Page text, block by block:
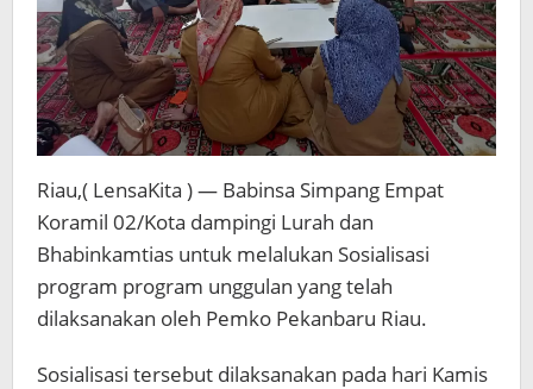
Riau,( LensaKita ) — Babinsa Simpang Empat
Koramil 02/Kota dampingi Lurah dan
Bhabinkamtias untuk melalukan Sosialisasi
program program unggulan yang telah
dilaksanakan oleh Pemko Pekanbaru Riau.
Sosialisasi tersebut dilaksanakan pada hari Kamis